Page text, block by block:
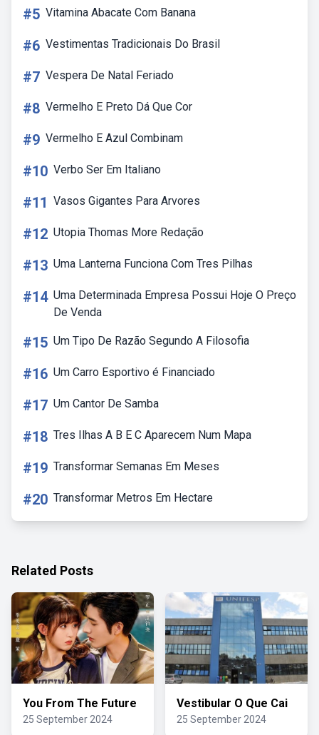
#5 Vitamina Abacate Com Banana
#6 Vestimentas Tradicionais Do Brasil
#7 Vespera De Natal Feriado
#8 Vermelho E Preto Dá Que Cor
#9 Vermelho E Azul Combinam
#10 Verbo Ser Em Italiano
#11 Vasos Gigantes Para Arvores
#12 Utopia Thomas More Redação
#13 Uma Lanterna Funciona Com Tres Pilhas
#14 Uma Determinada Empresa Possui Hoje O Preço
De Venda
#15 Um Tipo De Razão Segundo A Filosofia
#16 Um Carro Esportivo é Financiado
#17 Um Cantor De Samba
#18 Tres Ilhas A B E C Aparecem Num Mapa
#19 Transformar Semanas Em Meses
#20 Transformar Metros Em Hectare
Related Posts
You From The Future
25 September 2024
Vestibular O Que Cai
25 September 2024